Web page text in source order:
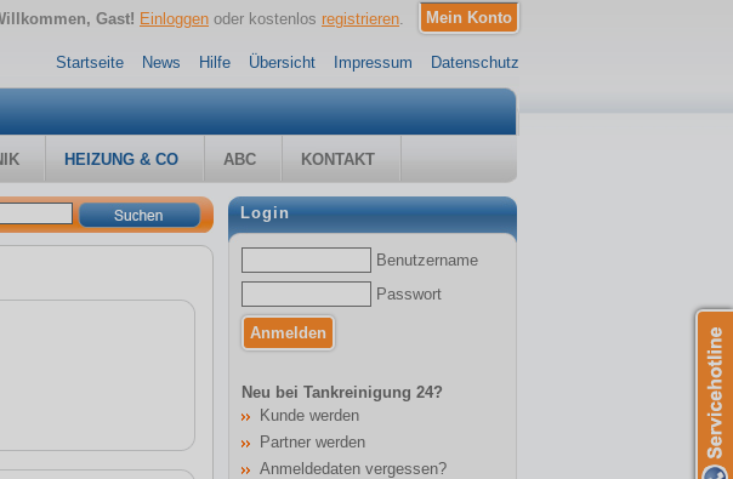
Gast! Einloggen oder kostenlos registrieren
Startseite News Hilfe Übersicht Impressum Datenschutz
HEIZUNG & CO ABC KONTAKT
Login
Benutzername
Passwort
Neu bei Tankreinigung 24?
Kunde werden
Partner werden
Anmeldedaten vergessen?